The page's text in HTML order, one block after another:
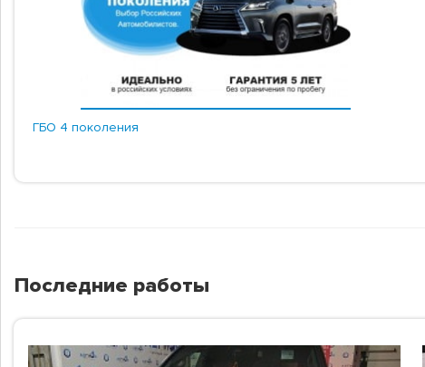
ГБО 4 поколения
Последние работы